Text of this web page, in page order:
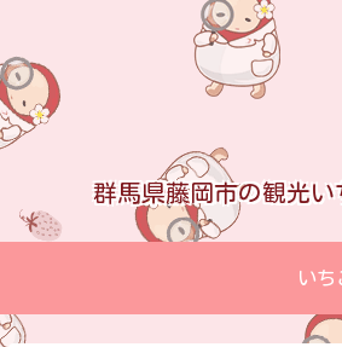
群馬県藤岡市の観光
いち